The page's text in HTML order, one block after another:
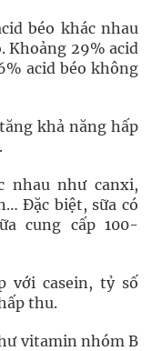
béo khác nhau
Khoảng 29% acid
acid béo không
khả năng hấp
nhau như canxi,
Đặc biệt, sữa có
cung cấp 100-
với casein, tỷ số
thu.
vitamin nhóm B